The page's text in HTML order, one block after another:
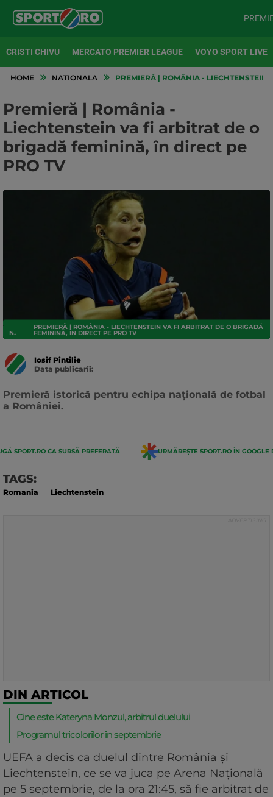
CRISTI CHIVU MERCATO PREMIER LEAGUE VOYO SPORT LIVE
HOME NATIONALA PREMIERĂ | ROMÂNIA - LIECHTENSTEIN
Premieră | România -
Liechtenstein va fi arbitrat de o
brigadă feminină, în direct pe
PRO TV
NATIONALA
PREMIERĂ | ROMÂNIA - LIECHTENSTEIN VA FI ARBITRAT DE O BRIGADĂ
FEMININĂ, ÎN DIRECT PE PRO TV
Iosif Pintilie
Data publicarii:
Premieră istorică pentru echipa națională de fotbal
a României.
SPORT.RO CA SURSĂ PREFERATĂ URMĂREȘTE SPORT.RO ÎN GOOGLE
TAGS:
Romania Liechtenstein
DIN ARTICOL
Cine este Kateryna Monzul, arbitrul duelului
Programul tricolorilor în septembrie
UEFA a decis ca duelul dintre România și
Liechtenstein, ce se va juca pe Arena Națională
pe 5 septembrie, de la ora 21:45, să fie arbitrat de